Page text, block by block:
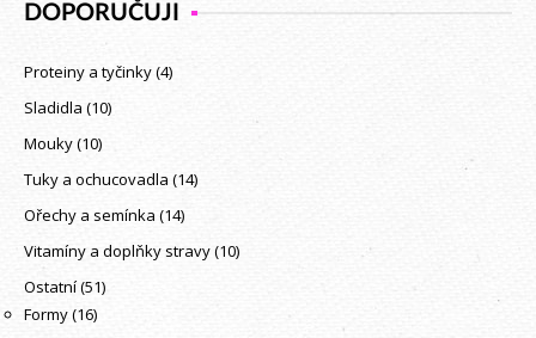
DOPORUČUJI
Proteiny a tyčinky(4)
Sladidla (10)
Mouky(10)
Tuky a ochucovadla (14)
Ořechy a semínka (14)
Vitamíny a doplňky stravy(10)
Ostatní(51)
Formy(16)